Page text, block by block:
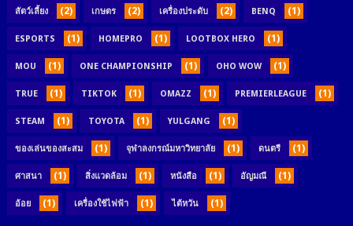
สัตว์เลี้ยง (2) เกษตร (2) เครื่องประดับ (2) BENQ (1)
ESPORTS (1) HOMEPRO (1) LOOTBOX HERO (1)
MOU (1) ONE CHAMPIONSHIP (1) OHO WOW (1)
TRUE (1) TIKTOK (1) OMAZZ (1) PREMIERLEAGUE (1)
STEAM (1) TOYOTA (1) YULGANG (1)
ของเล่นของสะสม (1) จุฬาลงกรณ์มหาวิทยาลัย (1) ดนตรี (1)
ศาสนา (1) สิ่งแวดล้อม (1) หนังสือ (1) อัญมณี (1)
อ้อย (1) เครื่องใช้ไฟฟ้า (1) ไต้หวัน (1)